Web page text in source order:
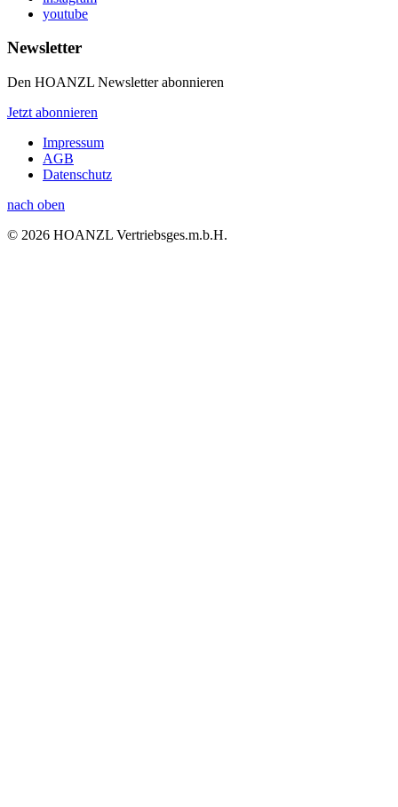
youtube
Newsletter
Den HOANZL Newsletter abonnieren
Jetzt abonnieren
Impressum
AGB
Datenschutz
nach oben
© 2026 HOANZL Vertriebsges.m.b.H.